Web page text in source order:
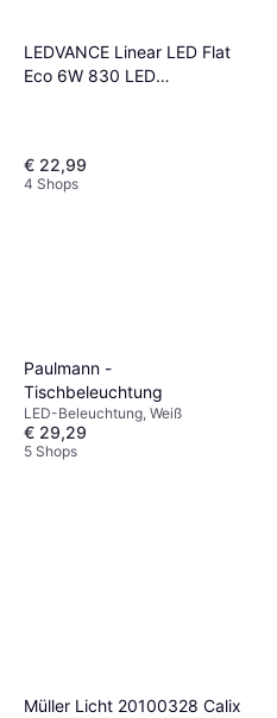
LEDVANCE Linear LED Flat
Eco 6W 830 LED
€ 22,99
4 Shops
Paulmann -
Tischbeleuchtung
LED-Beleuchtung, Weiß
€ 29,29
5 Shops
Müller Licht 20100328 Calix